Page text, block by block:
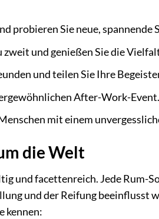
probieren Sie neue, spannende
und genießen Sie die
und teilen Sie Ihre
After-Work-Event.
mit einem
die Welt
und facettenreich. Jede Rum-
und der Reifung beeinflusst
kennen: